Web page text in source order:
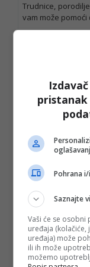
Trudnice,
vam može
Kundalini
pristanak
Pohrana
Saznajte
Vaši će se
uređaja
uređaja) može
ili ih može
možemo